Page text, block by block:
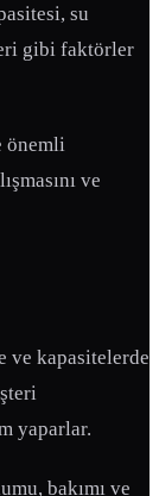
su
gibi faktörler
önemli
ve
ve kapasitelerde
yaparlar.
bakımı ve